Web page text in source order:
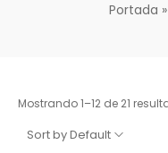
Portada »
Mostrando 1–12 de 21
Sort by Default